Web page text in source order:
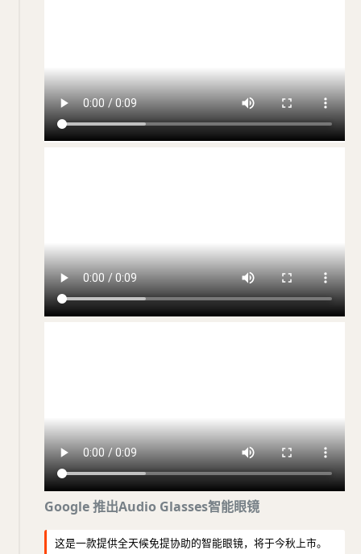
Google 推出Audio Glasses智能眼镜
这是一款提供全天候免提协助的智能眼镜，将于今秋上市。